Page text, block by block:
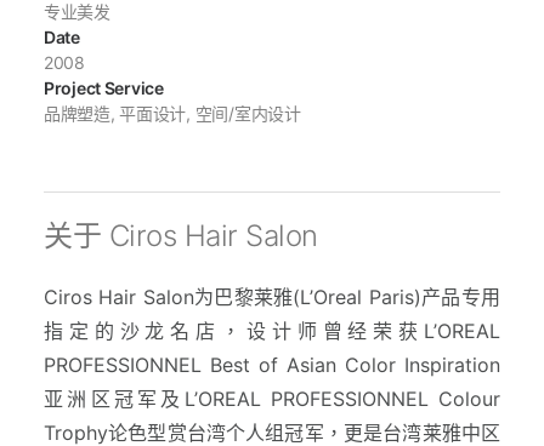
专业美发
Date
2008
Project Service
品牌塑造, 平面设计, 空间/室内设计
关于 Ciros Hair Salon
Ciros Hair Salon为巴黎莱雅(L’Oreal Paris)产品专用
指定的沙龙名店，设计师曾经荣获L’OREAL
PROFESSIONNEL Best of Asian Color Inspiration
亚洲区冠军及L’OREAL PROFESSIONNEL Colour
Trophy论色型赏台湾个人组冠军，更是台湾莱雅中区